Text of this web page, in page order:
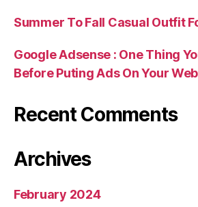
Summer To Fall Casual Outfit
Google Adsense : One Thing
Before Puting Ads On Your
Recent Comments
Archives
February 2024